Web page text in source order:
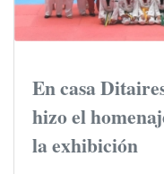
En casa
hizo el
la exhibición